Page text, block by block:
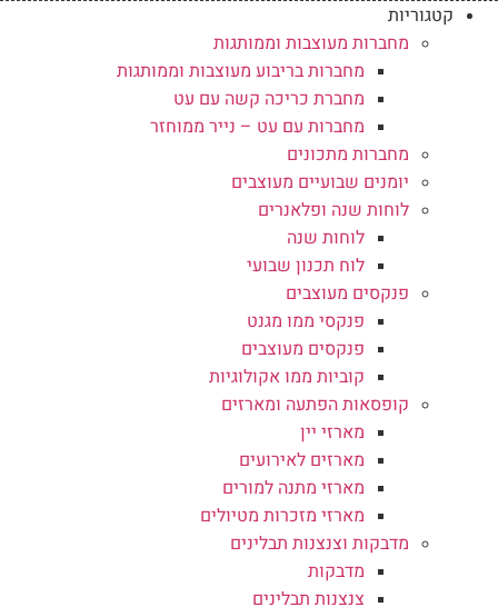
קטגוריות
מחברות מעוצבות וממותגות
מחברות בריבוע מעוצבות וממותגות
מחברת כריכה קשה עם עט
מחברות עם עט – נייר ממוחזר
מחברות מתכונים
יומנים שבועיים מעוצבים
לוחות שנה ופלאנרים
לוחות שנה
לוח תכנון שבועי
פנקסים מעוצבים
פנקסי ממו מגנט
פנקסים מעוצבים
קוביות ממו אקולוגיות
קופסאות הפתעה ומארזים
מארזי יין
מארזים לאירועים
מארזי מתנה למורים
מארזי מזכרות מטיולים
מדבקות וצנצנות תבלינים
מדבקות
צנצנות תבלינים